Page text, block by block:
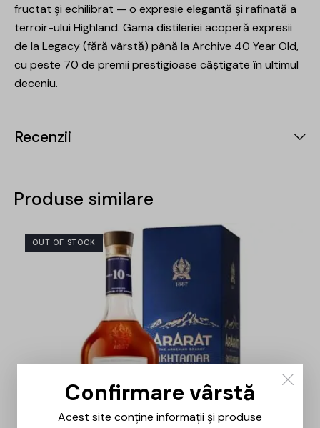
fructat și echilibrat — o expresie elegantă și rafinată a
terroir-ului Highland. Gama distileriei acoperă expresii
de la Legacy (fără vârstă) până la Archive 40 Year Old,
cu peste 70 de premii prestigioase câștigate în ultimul
deceniu.
Recenzii
Produse similare
OUT OF STOCK
Confirmare vârstă
Acest site conține informații și produse